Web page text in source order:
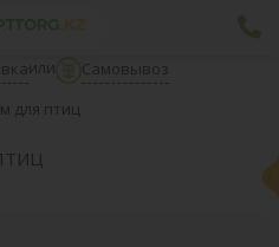
или
Самовывоз
для птиц